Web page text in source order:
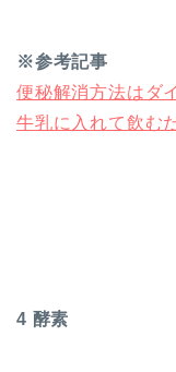
※参考記事
便秘解消方法はダ
牛乳に入れて飲む
4 酵素